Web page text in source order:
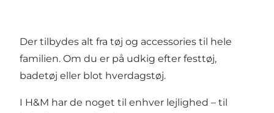
Der tilbydes alt fra tøj og accessories til hele
familien. Om du er på udkig efter festtøj,
badetøj eller blot hverdagstøj.
I H&M har de noget til enhver lejlighed – til